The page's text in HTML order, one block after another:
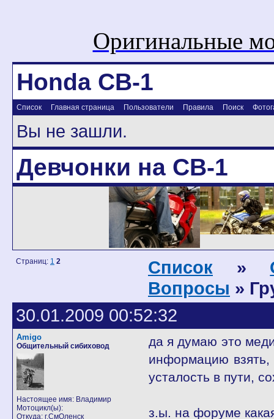
Оригинальные
Honda CB-1
Список Главная страница Пользователи Правила Поиск
Вы не зашли.
Девчонки на CB-1
Страниц: 1 2 Список »
Вопросы »
30.01.2009 00:52:32
Amigo
Общительный сибиховод
Настоящее имя: Владимир
Мотоцикл(ы):
Откуда: г.СмОленск
да я думаю это
информацию
усталость в пути,
з.ы. на форуме